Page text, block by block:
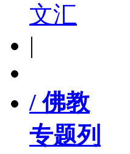
文汇
|
/ 佛教
专题列